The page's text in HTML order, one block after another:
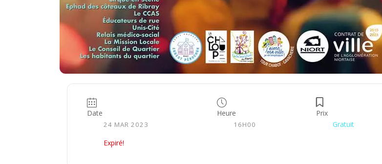
Date
24 MAR 2023
Expiré!
Heure
16H00
Prix
Gratuit